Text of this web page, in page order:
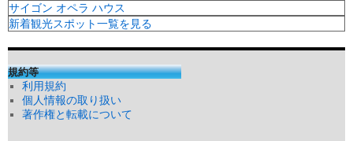
サイゴン オペラ ハウス
新着観光スポット一覧を見る
規約等
利用規約
個人情報の取り扱い
著作権と転載について